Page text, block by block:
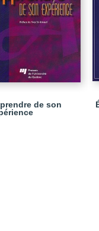
de son